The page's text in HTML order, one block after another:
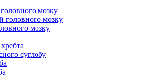
мозку
головного мозку
мозку
суглобу